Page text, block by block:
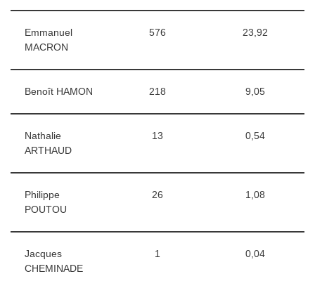
Emmanuel
MACRON
576 23,92
Benoît HAMON 218 9,05
Nathalie
ARTHAUD
13 0,54
Philippe
POUTOU
26 1,08
Jacques
CHEMINADE
1 0,04